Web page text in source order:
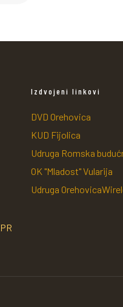
Izdvojeni linkovi
DVD Orehovica
KUD Fijolica
Udruga Romska
OK "Mladost" Vularija
Udruga